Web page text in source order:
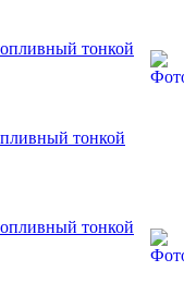
тонкой
тонкой
тонкой